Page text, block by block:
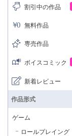
割引中の作品
無料作品
専売作品
ボイスコミック
新着レビュー
作品形式
ゲーム
ロールプレイング